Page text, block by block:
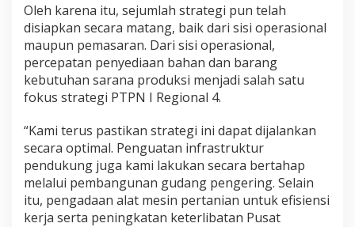
Oleh karena itu, sejumlah strategi pun telah
disiapkan secara matang, baik dari sisi operasional
maupun pemasaran. Dari sisi operasional,
percepatan penyediaan bahan dan barang
kebutuhan sarana produksi menjadi salah satu
fokus strategi PTPN I Regional 4.
“Kami terus pastikan strategi ini dapat dijalankan
secara optimal. Penguatan infrastruktur
pendukung juga kami lakukan secara bertahap
melalui pembangunan gudang pengering. Selain
itu, pengadaan alat mesin pertanian untuk efisiensi
kerja serta peningkatan keterlibatan Pusat